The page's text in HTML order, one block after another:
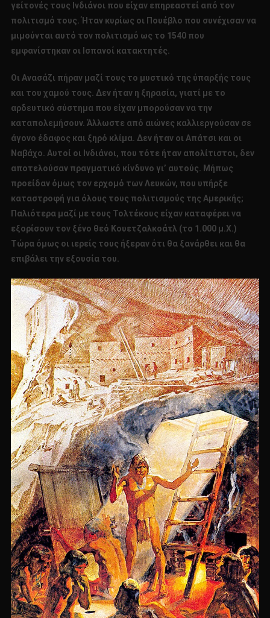
γείτονές τους Ινδιάνοι που είχαν επηρεαστεί από τον
πολιτισμό τους. Ήταν κυρίως οι Πουέβλο που συνέχισαν να
μιμούνται αυτό τον πολιτισμό ως το 1540 που
εμφανίστηκαν οι Ισπανοί κατακτητές.
Οι Ανασάζι πήραν μαζί τους το μυστικό της ύπαρξής τους
και του χαμού τους. Δεν ήταν η ξηρασία, γιατί με το
αρδευτικό σύστημα που είχαν μπορούσαν να την
καταπολεμήσουν. Άλλωστε από αιώνες καλλιεργούσαν σε
άγονο έδαφος και ξηρό κλίμα. Δεν ήταν οι Απάτσι και οι
Ναβάχο. Αυτοί οι Ινδιάνοι, που τότε ήταν απολίτιστοι, δεν
αποτελούσαν πραγματικό κίνδυνο γι’ αυτούς. Μήπως
προείδαν όμως τον ερχομό των Λευκών, που υπήρξε
καταστροφή για όλους τους πολιτισμούς της Αμερικής;
Παλιότερα μαζί με τους Τολτέκους είχαν καταφέρει να
εξορίσουν τον ξένο θεό Κουετζαλκοάτλ (το 1.000 μ.Χ.)
Τώρα όμως οι ιερείς τους ήξεραν ότι θα ξανάρθει και θα
επιβάλει την εξουσία του.